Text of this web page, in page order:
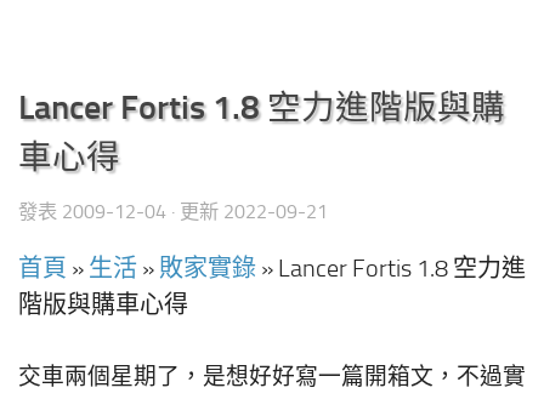
Lancer Fortis 1.8 空力進階版與購
車心得
發表 2009-12-04 · 更新 2022-09-21
首頁 » 生活 » 敗家實錄 » Lancer Fortis 1.8 空力進
階版與購車心得
交車兩個星期了，是想好好寫一篇開箱文，不過實